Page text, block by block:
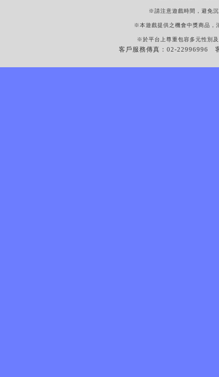
※請注意遊戲時間，避免
※本遊戲提供之機會中獎商品，
※於平台上尊重包容多元性別
客戶服務傳真：02-22996996